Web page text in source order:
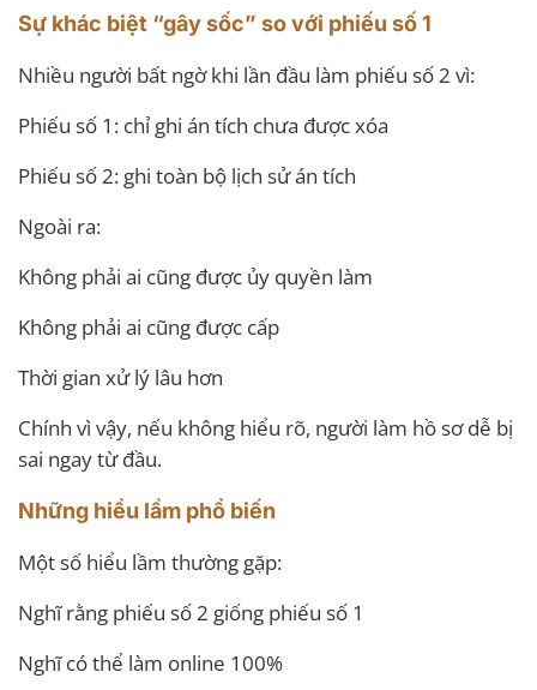
Sự khác biệt “gây sốc” so với phiếu số 1
Nhiều người bất ngờ khi lần đầu làm phiếu số 2 vì:
Phiếu số 1: chỉ ghi án tích chưa được xóa
Phiếu số 2: ghi toàn bộ lịch sử án tích
Ngoài ra:
Không phải ai cũng được ủy quyền làm
Không phải ai cũng được cấp
Thời gian xử lý lâu hơn
Chính vì vậy, nếu không hiểu rõ, người làm hồ sơ dễ bị
sai ngay từ đầu.
Những hiểu lầm phổ biến
Một số hiểu lầm thường gặp:
Nghĩ rằng phiếu số 2 giống phiếu số 1
Nghĩ có thể làm online 100%